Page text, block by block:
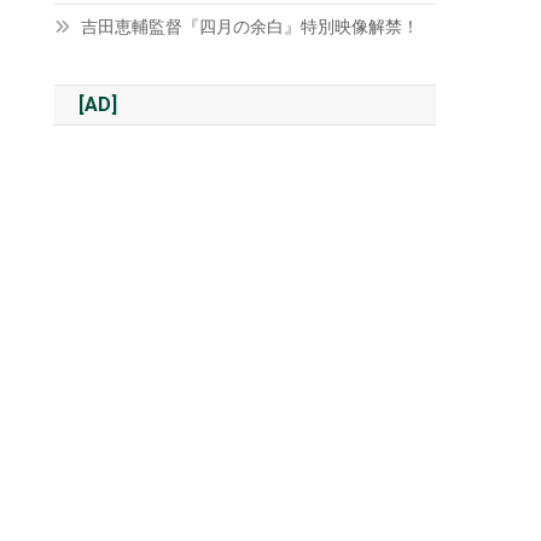
吉田恵輔監督『四月の余白』特別映像解禁！
[AD]